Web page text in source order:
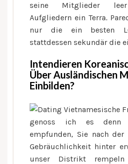
seine Mitglieder leer
Aufgliedern ein Terra.
nur die ein besten
stattdessen sekundär die
Intendieren
Über Ausländischen
Einbilden?
genoss ich es denn
empfunden, Sie nach der
Gebräuchlichkeit hinter
unser Distrikt